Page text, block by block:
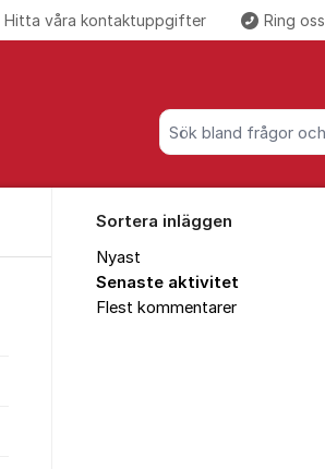
Sök bland alla inlägg
Hitta våra kontaktuppgifter Ring oss
Sortera inläggen
Nyast
Senaste aktivitet
Flest kommentarer